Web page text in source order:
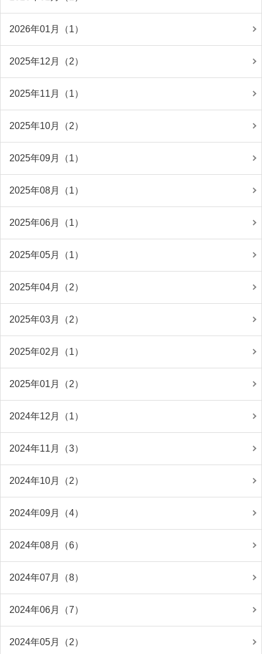
2026年01月（1）
2025年12月（2）
2025年11月（1）
2025年10月（2）
2025年09月（1）
2025年08月（1）
2025年06月（1）
2025年05月（1）
2025年04月（2）
2025年03月（2）
2025年02月（1）
2025年01月（2）
2024年12月（1）
2024年11月（3）
2024年10月（2）
2024年09月（4）
2024年08月（6）
2024年07月（8）
2024年06月（7）
2024年05月（2）